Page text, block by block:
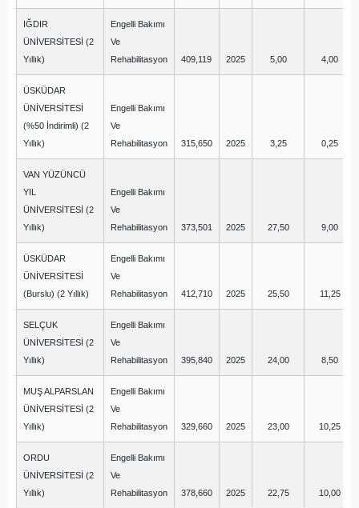
IĞDIR
ÜNİVERSİTESİ (2
Yıllık)
Engelli Bakımı
Ve
Rehabilitasyon
409,119 2025 5,00 4,00
ÜSKÜDAR
ÜNİVERSİTESİ
(%50 İndirimli) (2
Yıllık)
Engelli Bakımı
Ve
Rehabilitasyon
315,650 2025 3,25 0,25
VAN YÜZÜNCÜ
YIL
ÜNİVERSİTESİ (2
Yıllık)
Engelli Bakımı
Ve
Rehabilitasyon
373,501 2025 27,50 9,00
ÜSKÜDAR
ÜNİVERSİTESİ
(Burslu) (2 Yıllık)
Engelli Bakımı
Ve
Rehabilitasyon
412,710 2025 25,50 11,25
SELÇUK
ÜNİVERSİTESİ (2
Yıllık)
Engelli Bakımı
Ve
Rehabilitasyon
395,840 2025 24,00 8,50
MUŞ ALPARSLAN
ÜNİVERSİTESİ (2
Yıllık)
Engelli Bakımı
Ve
Rehabilitasyon
329,660 2025 23,00 10,25
ORDU
ÜNİVERSİTESİ (2
Yıllık)
Engelli Bakımı
Ve
Rehabilitasyon
378,660 2025 22,75 10,00